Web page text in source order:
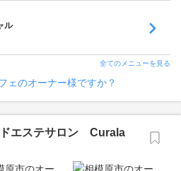
ル
全てのメニューを見る
ェのオーナー様ですか？
エステサロン Curala